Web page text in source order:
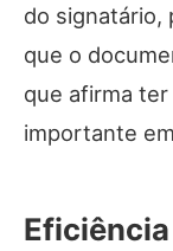
do signatário,
que o
que afirma
importante
Eficiência